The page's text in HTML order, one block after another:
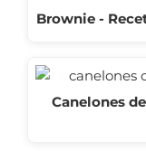
Brownie -
Canelones